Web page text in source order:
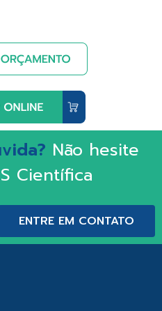
Não hesite
Científica
ENTRE EM CONTATO